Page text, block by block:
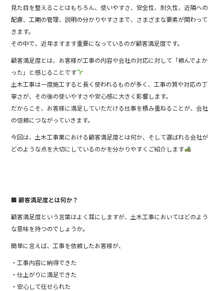
見た目を整えることはもちろん、使いやすさ、安全性、耐久性、近隣への
配慮、工期の管理、説明の分かりやすさまで、さまざまな要素が関わって
きます。
その中で、近年ますます重要になっているのが顧客満足度です。
顧客満足度とは、お客様が工事の内容や会社の対応に対して「頼んでよか
った」と感じることです
土木工事は一度施工すると長く使われるものが多く、工事の質や対応の丁
寧さが、その後の使いやすさや安心感に大きく影響します。
だからこそ、お客様に満足していただける仕事を積み重ねることが、会社
の信頼につながっていきます。
今回は、土木工事業における顧客満足度とは何か、そして選ばれる会社が
どのような点を大切にしているのかを分かりやすくご紹介します
■ 顧客満足度とは何か？
顧客満足度という言葉はよく耳にしますが、土木工事においてはどのよう
な意味を持つのでしょうか。
簡単に言えば、工事を依頼したお客様が、
・工事内容に納得できた
・仕上がりに満足できた
・安心して任せられた